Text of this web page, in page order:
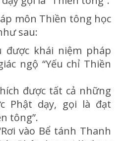
môn Thiền tông học
sau:
được khái niệm pháp
ngộ “Yếu chỉ Thiền
được tất cả những
Phật dạy, gọi là đạt
tông”.
vào Bể tánh Thanh